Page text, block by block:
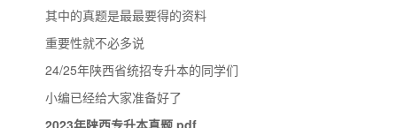
其中的真题是最最要得的资料
重要性就不必多说
24/25年陕西省统招专升本的同学们
小编已经给大家准备好了
2023年陕西专升本真题.pdf